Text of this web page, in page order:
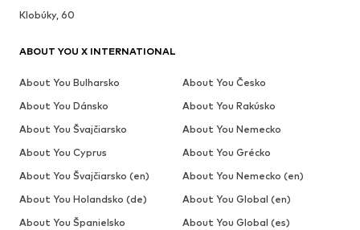
Klobúky, 60
ABOUT YOU X INTERNATIONAL
About You Bulharsko
About You Česko
About You Dánsko
About You Rakúsko
About You Švajčiarsko
About You Nemecko
About You Cyprus
About You Grécko
About You Švajčiarsko (en)
About You Nemecko (en)
About You Holandsko (de)
About You Global (en)
About You Španielsko
About You Global (es)